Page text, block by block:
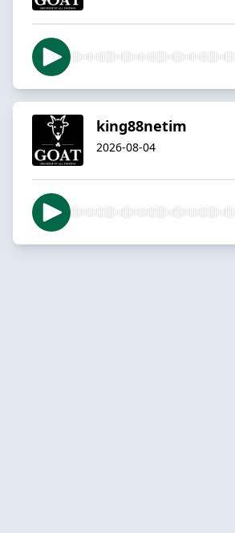
king88netim
2026-08-04